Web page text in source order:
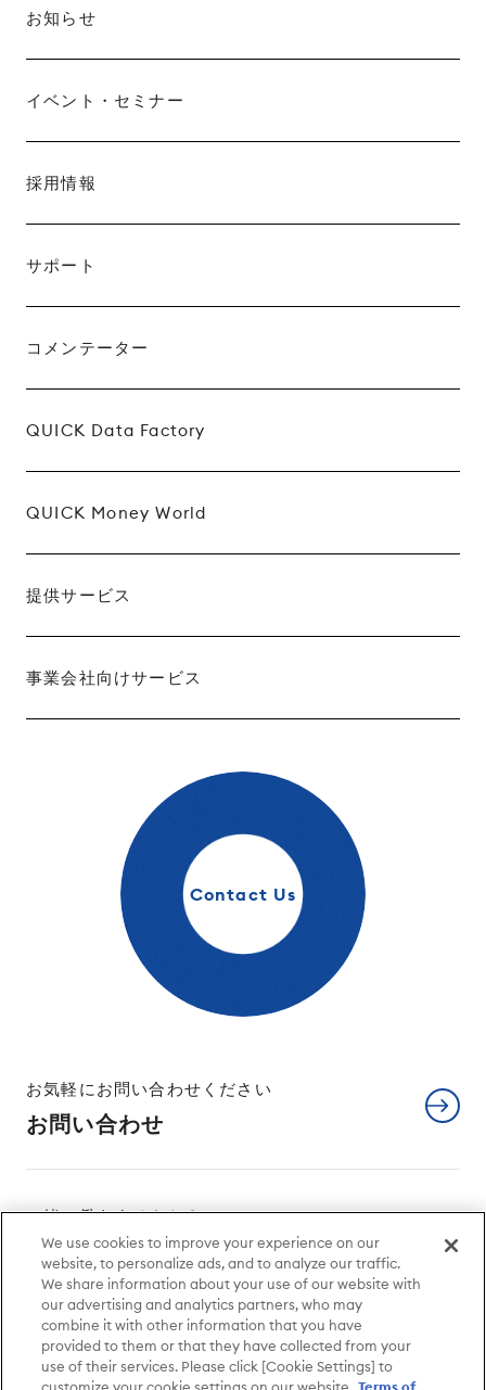
お知らせ
イベント・セミナー
採用情報
サポート
コメンテーター
QUICK Data Factory
QUICK Money World
提供サービス
事業会社向けサービス
Contact Us
お気軽にお問い合わせください
お問い合わせ
一緒に働きませんか？
採用情報
サイトについて
個人情報保護方針
特定個人情報保護方針
利用者情報外部送信
We use cookies to improve your experience on our
website, to personalize ads, and to analyze our traffic.
We share information about your use of our website with
our advertising and analytics partners, who may
combine it with other information that you have
provided to them or that they have collected from your
use of their services. Please click [Cookie Settings] to